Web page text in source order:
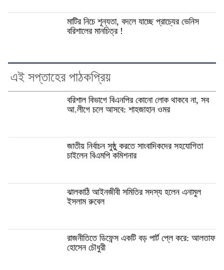
মাটির নিচে শূন্যতা, বদলে যাচ্ছে প্রাচ্যের ভেনিস
বরিশালের মানচিত্র !
এই সপ্তাহের পাঠকপ্রিয়
বরিশাল বিভাগে বিএনপির কোনো লোক থাকবে না, সব
আ.লীগে চলে আসবে: শাহজাহান ওমর
জাতীয় নির্বাচন সুষ্ঠু করতে সাংবাদিকদের সহযোগিতা
চাইলেন বিএমপি কমিশনার
ঝালকাঠি আইনজীবী সমিতির সদস্য হলেন এনামুল
ইসলাম রুবেল
রাজনীতিতে ডিফেন্স একটি বড় পার্ট প্লে করে: আলতাফ
হোসেন চৌধুরী